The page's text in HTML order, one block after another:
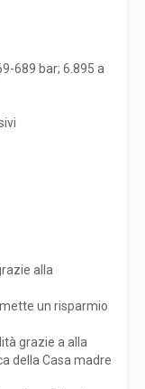
689 bar; 6.895 a
alla
un risparmio
grazie a alla
della Casa madre